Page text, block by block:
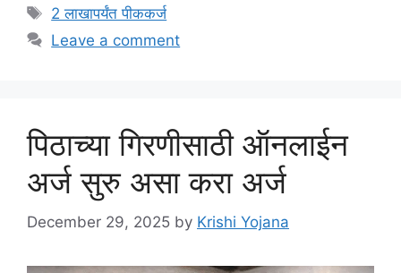
Tags
2 लाखापर्यंत पीककर्ज
Leave a comment
पिठाच्या गिरणीसाठी ऑनलाईन
अर्ज सुरु असा करा अर्ज
December 29, 2025 by Krishi Yojana